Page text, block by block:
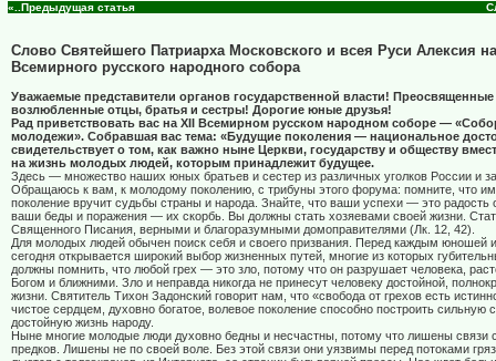
«..Предыдущая статья
Слово Святейшего Патриарха Московского и всея Руси Алексия на
Всемирного русского народного собора
Уважаемые представители органов государственной власти!
возлюбленные отцы, братья и сестры! Дорогие юные друзья!
Рад приветствовать вас на ХII Всемирном русском народном соборе —
молодежи». Собравшая вас тема: «Будущие поколения — национальное
свидетельствует о том, как важно ныне Церкви, государству и обществу
на жизнь молодых людей, которым принадлежит будущее.
Здесь — множество наших юных братьев и сестер из различных уголков России и
Обращаюсь к вам, к молодому поколению, с трибуны этого форума: помните, что
поколение вручит судьбы страны и народа. Знайте, что ваши успехи — это радость
ваши беды и поражения — их скорбь. Вы должны стать хозяевами своей жизни.
Священного Писания, верными и благоразумными домоправителями (Лк. 12, 42).
Для молодых людей обычен поиск себя и своего призвания. Перед каждым юношей
сегодня открывается широкий выбор жизненных путей, многие из которых
должны помнить, что любой грех — это зло, потому что он разрушает человека,
Богом и ближними. Зло и неправда никогда не принесут человеку достойной,
жизни. Святитель Тихон Задонский говорит нам, что «свобода от грехов есть
чистое сердцем, духовно богатое, волевое поколение способно построить сильную
достойную жизнь народу.
Ныне многие молодые люди духовно бедны и несчастны, потому что лишены связи
предков. Лишены не по своей воле. Без этой связи они уязвимы перед потоками